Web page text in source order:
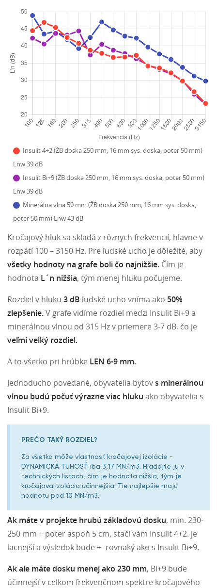
Insulit 4+2 (ŽB doska 250 mm, 16 mm sys. doska, poter 50 mm)
Lnw 39 dB
Insulit Bi+9 (ŽB doska 250 mm, 16 mm sys. doska, poter 50 mm)
Lnw 39 dB
Minerálna vlna 50 mm (ŽB doska 250 mm, 16 mm sys. doska,
poter 50 mm) Lnw 43 dB
Kročajový hluk sa skladá z rôznych frekvencií, hlavne v
rozpätí 100 – 3150 Hz. Pre ľudské ucho je dôležité, aby
všetky hodnoty na grafe boli čo najnižšie. Čím je
hodnota L´n nižšia, tým menej hluku počujeme.
Rozdiel v hluku 3 dB ľudské ucho vníma ako 50%
zlepšenie.V grafe vidíme rozdiel medzi Insulit Bi+9 a
minerálnou vlnou od 315 Hz v priemere 3-7 dB, čo je
veľmi veľký rozdiel.
A to všetko pri hrúbke LEN 6-9 mm.
Jednoducho povedané, obyvatelia bytovs minerálnou
vlnou budú počuť výrazne viac hluku ako obyvatelia s
Insulit Bi+9.
PREČO TAKÝ ROZDIEL?
Za všetko môže vlastnosť kročajovej izolácie -
DYNAMICKÁ TUHOSŤ iba 3,17 MN/m3. Hľadajte ju v
technických listoch, čím je hodnota nižšia, tým je
kročajova izolácia účinnejšia. Tie najlepšie majú
hodnotu pod 10 MN/m3.
Ak máte v projekte hrubú základovú dosku, min. 230-
250 mm + poter aspoň 5 cm, stačí vám Insulit 4+2. je
lacnejší a výsledok bude +- rovnaký ako s Insulit Bi+9.
Ak ale máte dosku menej ako 230 mm, Bi+9 bude
účinnejší v celkom frekvenčnom spektre kročajového